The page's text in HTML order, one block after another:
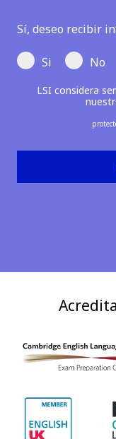
Sí, deseo recibir
Si No
LSI considera